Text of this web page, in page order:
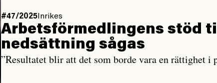
#47/2025Inrikes
Arbetsförmedlingens stöd
nedsättning sågas
”Resultatet blir att det som borde vara en rättighet